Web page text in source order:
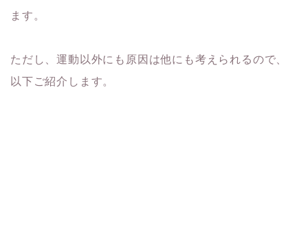
ます。
ただし、運動以外にも原因は他にも考えられるので、
以下ご紹介します。